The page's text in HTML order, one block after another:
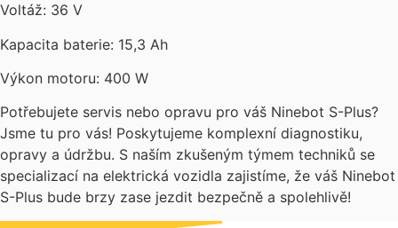
Voltáž: 36 V
Kapacita baterie: 15,3 Ah
Výkon motoru: 400 W
Potřebujete servis nebo opravu pro váš Ninebot S-Plus?
Jsme tu pro vás! Poskytujeme komplexní diagnostiku,
opravy a údržbu. S naším zkušeným týmem techniků se
specializací na elektrická vozidla zajistíme, že váš Ninebot
S-Plus bude brzy zase jezdit bezpečně a spolehlivě!